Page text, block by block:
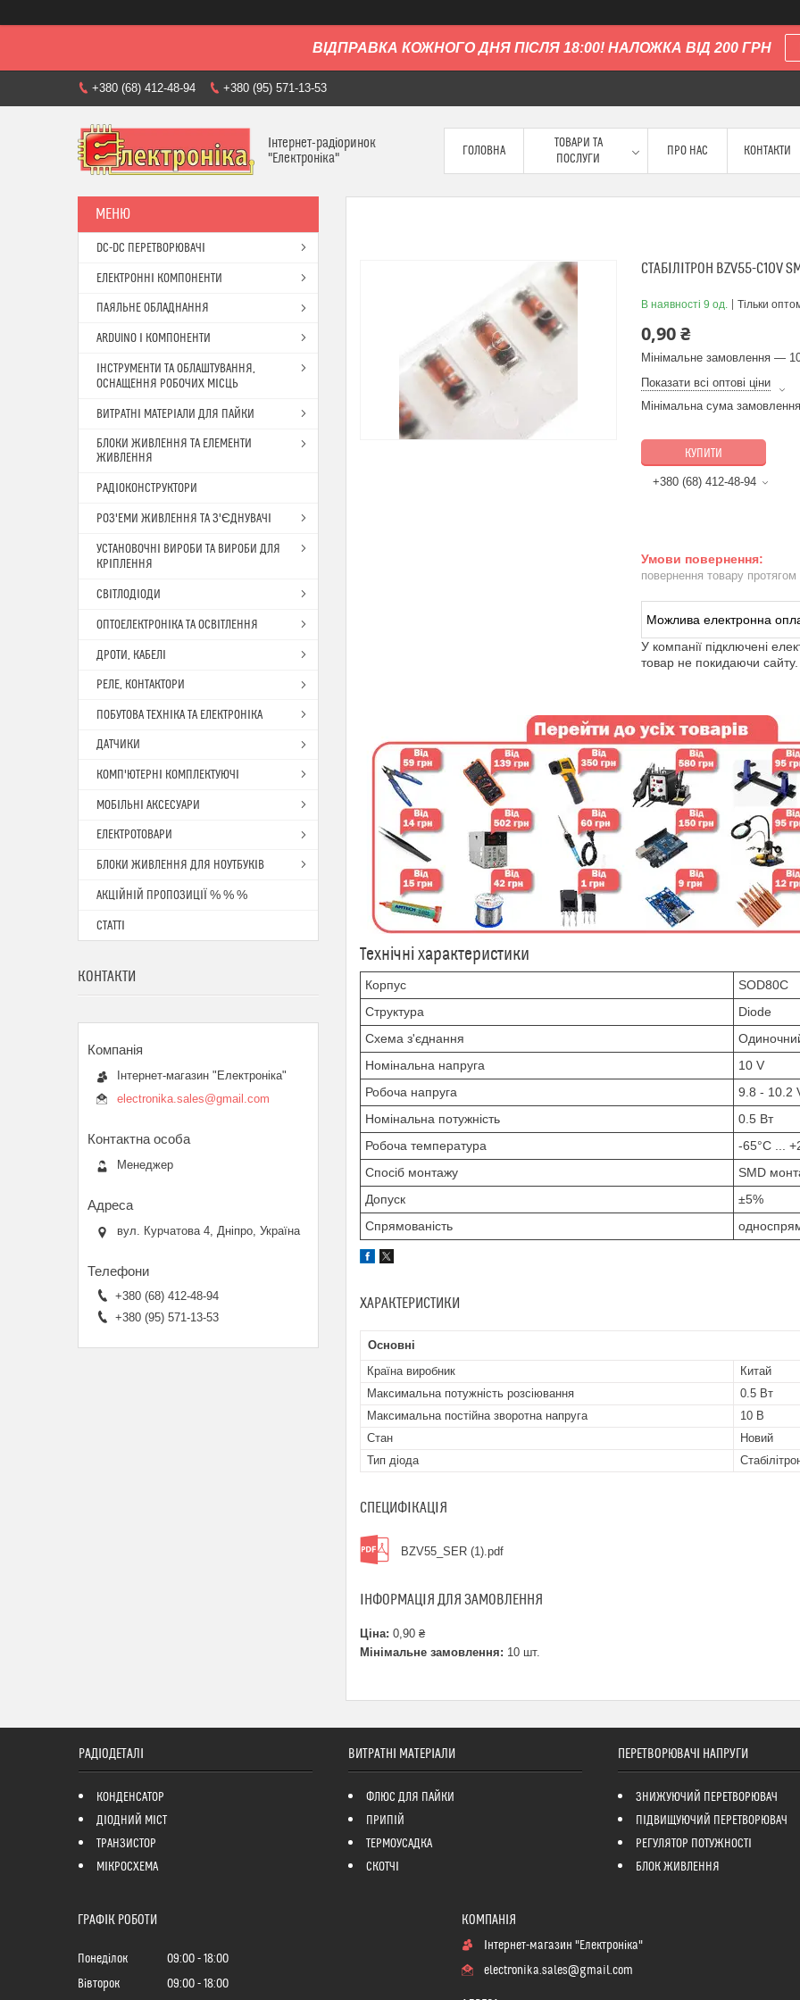
ВІДПРАВКА КОЖНОГО ДНЯ ПІСЛЯ 18:00! НАЛОЖКА ВІД 200 ГРН
+380 (68) 412-48-94 +380 (95) 571-13-53
Інтернет-радіоринок
"Електроніка"
ГОЛОВНА
ТОВАРИ ТА
ПОСЛУГИ
ПРО НАС КОНТАКТИ
СТАБІЛІТРОН BZV55-C10V
В наявності 9 од. Тільки
0,90 ₴
Мінімальне замовлення —
Показати всі оптові ціни
Мінімальна сума
КУПИТИ
+380 (68) 412-48-94
повернення товару протягом
У компанії підключені
товар не покидаючи сайту.
Технічні характеристики
Корпус
SOD80C
Структура
Diode
Схема з'єднання
Номінальна напруга
10 V
Робоча напруга
9.8 - 10.2
Номінальна потужність
0.5 Вт
Робоча температура
-65°C ...
Спосіб монтажу
SMD
Допуск
±5%
Спрямованість
ХАРАКТЕРИСТИКИ
Основні
Країна виробник
Китай
Максимальна потужність розсіювання
0.5 Вт
Максимальна постійна зворотна напруга
10 В
Стан
Новий
Тип діода
СПЕЦИФІКАЦІЯ
BZV55_SER (1).pdf
ІНФОРМАЦІЯ ДЛЯ ЗАМОВЛЕННЯ
Ціна: 0,90 ₴
Мінімальне замовлення: 10 шт.
DC-DC ПЕРЕТВОРЮВАЧІ
ЕЛЕКТРОННІ КОМПОНЕНТИ
ПАЯЛЬНЕ ОБЛАДНАННЯ
ARDUINO І КОМПОНЕНТИ
ІНСТРУМЕНТИ ТА ОБЛАШТУВАННЯ,
ОСНАЩЕННЯ РОБОЧИХ МІСЦЬ
ВИТРАТНІ МАТЕРІАЛИ ДЛЯ ПАЙКИ
БЛОКИ ЖИВЛЕННЯ ТА ЕЛЕМЕНТИ
ЖИВЛЕННЯ
РАДІОКОНСТРУКТОРИ
РОЗ'ЕМИ ЖИВЛЕННЯ ТА З'ЄДНУВАЧІ
УСТАНОВОЧНІ ВИРОБИ ТА ВИРОБИ ДЛЯ
КРІПЛЕННЯ
СВІТЛОДІОДИ
ОПТОЕЛЕКТРОНІКА ТА ОСВІТЛЕННЯ
ДРОТИ, КАБЕЛІ
РЕЛЕ, КОНТАКТОРИ
ПОБУТОВА ТЕХНІКА ТА ЕЛЕКТРОНІКА
ДАТЧИКИ
КОМП'ЮТЕРНІ КОМПЛЕКТУЮЧІ
МОБІЛЬНІ АКСЕСУАРИ
ЕЛЕКТРОТОВАРИ
БЛОКИ ЖИВЛЕННЯ ДЛЯ НОУТБУКІВ
АКЦІЙНІЙ ПРОПОЗИЦІЇ % % %
СТАТТІ
КОНТАКТИ
Інтернет-магазин "Електроніка"
electronika.sales@gmail.com
Менеджер
вул. Курчатова 4, Дніпро, Україна
+380 (68) 412-48-94
+380 (95) 571-13-53
РАДІОДЕТАЛІ
КОНДЕНСАТОР
ДІОДНИЙ МІСТ
ТРАНЗИСТОР
МІКРОСХЕМА
ВИТРАТНІ МАТЕРІАЛИ
ФЛЮС ДЛЯ ПАЙКИ
ПРИПІЙ
ТЕРМОУСАДКА
СКОТЧІ
ПЕРЕТВОРЮВАЧІ НАПРУГИ
ЗНИЖУЮЧИЙ ПЕРЕТВОРЮВАЧ
ПІДВИЩУЮЧИЙ ПЕРЕТВОРЮВАЧ
РЕГУЛЯТОР ПОТУЖНОСТІ
БЛОК ЖИВЛЕННЯ
ГРАФІК РОБОТИ
Понеділок 09:00
18:00
Вівторок
09:00 18:00
Інтернет-магазин "Електроніка"
electronika.sales@gmail.com